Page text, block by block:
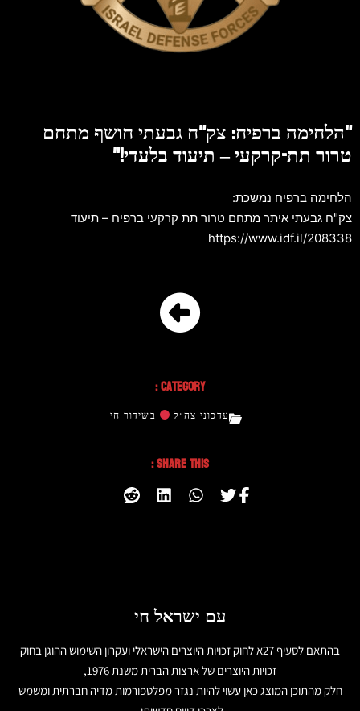
"הלחימה ברפיח: צק"ח גבעתי חושף מתחם
טרור תת-קרקעי – תיעוד בלעדי!"
הלחימה ברפיח נמשכת:
צק"ח גבעתי איתר מתחם טרור תת קרקעי ברפיח – תיעוד
https://www.idf.il/208338
Category :
עדכוני צה״ל בשידור חי
Share This :
עם ישראל חי
בהתאם לסעיף 27א לחוק זכויות היוצרים הישראלי ועקרון השימוש ההוגן בחוק
זכויות היוצרים של ארצות הברית משנת 1976,
חלק מהתוכן המוצג כאן עשוי להיות נגזר מפלטפורמות מדיה חברתית ומשמש